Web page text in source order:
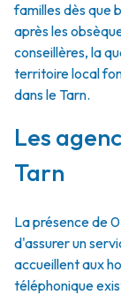
familles dès que
après les
conseillères, la
territoire local
dans le Tarn.
Les
Tarn
La présence de
d'assurer un
accueillent aux
téléphonique